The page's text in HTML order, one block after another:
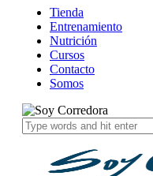
Tienda
Entrenamiento
Nutrición
Cursos
Contacto
Somos